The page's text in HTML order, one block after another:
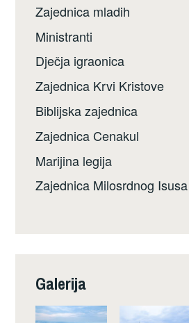
Zajednica mladih
Ministranti
Dječja igraonica
Zajednica Krvi Kristove
Biblijska zajednica
Zajednica Cenakul
Marijina legija
Zajednica Milosrdnog Isusa
Galerija